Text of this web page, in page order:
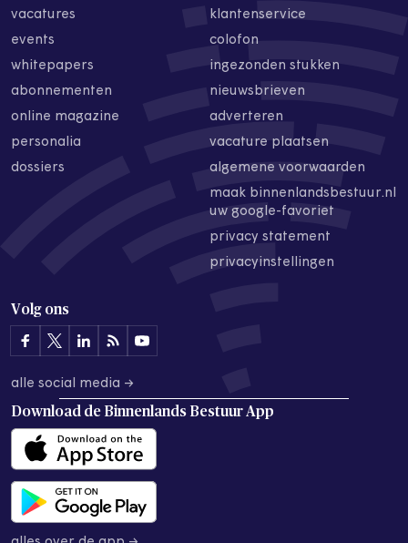
vacatures
events
whitepapers
abonnementen
online magazine
personalia
dossiers
klantenservice
colofon
ingezonden stukken
nieuwsbrieven
adverteren
vacature plaatsen
algemene voorwaarden
maak binnenlandsbestuur.nl
uw google-favoriet
privacy statement
privacyinstellingen
Volg ons
alle social media →
Download de Binnenlands Bestuur App